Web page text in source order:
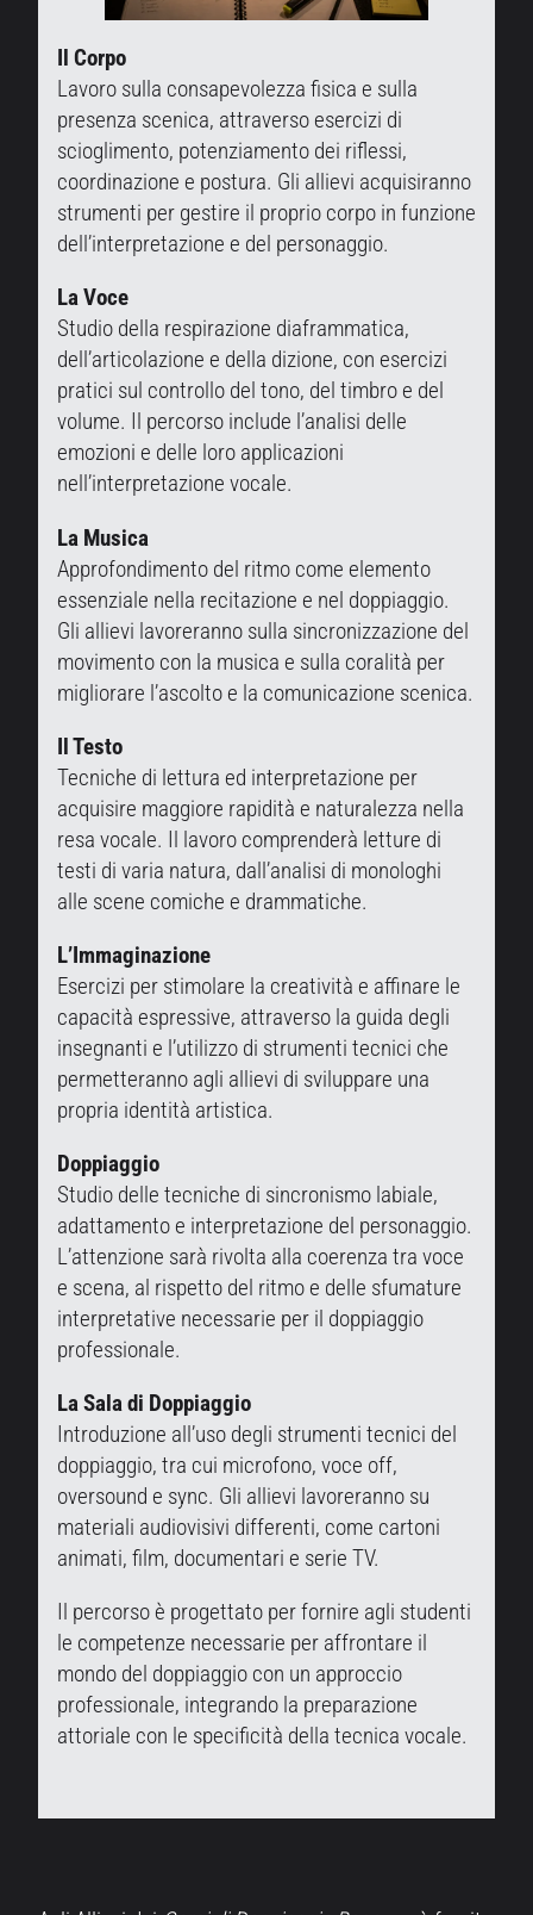
Il Corpo
Lavoro sulla consapevolezza fisica e sulla
presenza scenica, attraverso esercizi di
scioglimento, potenziamento dei riflessi,
coordinazione e postura. Gli allievi acquisiranno
strumenti per gestire il proprio corpo in funzione
dell’interpretazione e del personaggio.
La Voce
Studio della respirazione diaframmatica,
dell’articolazione e della dizione, con esercizi
pratici sul controllo del tono, del timbro e del
volume. Il percorso include l’analisi delle
emozioni e delle loro applicazioni
nell’interpretazione vocale.
La Musica
Approfondimento del ritmo come elemento
essenziale nella recitazione e nel doppiaggio.
Gli allievi lavoreranno sulla sincronizzazione del
movimento con la musica e sulla coralità per
migliorare l’ascolto e la comunicazione scenica.
Il Testo
Tecniche di lettura ed interpretazione per
acquisire maggiore rapidità e naturalezza nella
resa vocale. Il lavoro comprenderà letture di
testi di varia natura, dall’analisi di monologhi
alle scene comiche e drammatiche.
L’Immaginazione
Esercizi per stimolare la creatività e affinare le
capacità espressive, attraverso la guida degli
insegnanti e l’utilizzo di strumenti tecnici che
permetteranno agli allievi di sviluppare una
propria identità artistica.
Doppiaggio
Studio delle tecniche di sincronismo labiale,
adattamento e interpretazione del personaggio.
L’attenzione sarà rivolta alla coerenza tra voce
e scena, al rispetto del ritmo e delle sfumature
interpretative necessarie per il doppiaggio
professionale.
La Sala di Doppiaggio
Introduzione all’uso degli strumenti tecnici del
doppiaggio, tra cui microfono, voce off,
oversound e sync. Gli allievi lavoreranno su
materiali audiovisivi differenti, come cartoni
animati, film, documentari e serie TV.
Il percorso è progettato per fornire agli studenti
le competenze necessarie per affrontare il
mondo del doppiaggio con un approccio
professionale, integrando la preparazione
attoriale con le specificità della tecnica vocale.